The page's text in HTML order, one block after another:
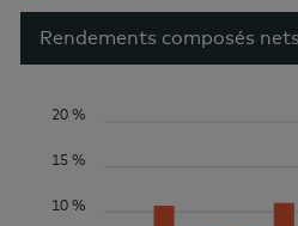
Rendements composés
10 %
15 %
20 %